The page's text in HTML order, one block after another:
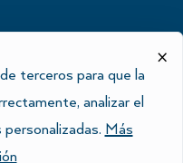
×
terceros para que la
analizar el
Más